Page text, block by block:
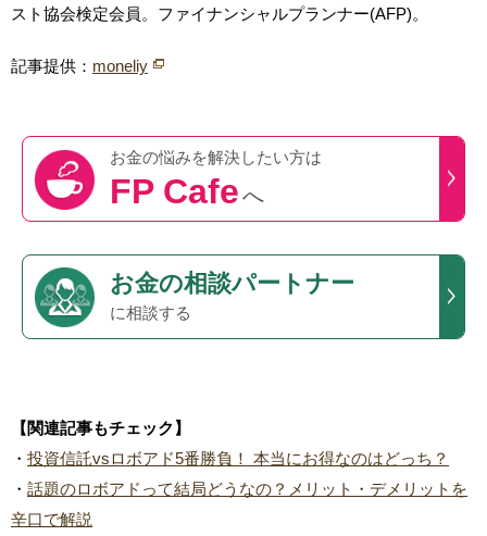
スト協会検定会員。ファイナンシャルプランナー(AFP)。
記事提供： moneliy
お金の悩みを解決したい方は
FP Cafeへ
お金の相談パートナー
に相談する
【関連記事もチェック】
・ 投資信託vsロボアド5番勝負！ 本当にお得なのはどっち？
・ 話題のロボアドって結局どうなの？メリット・デメリットを
辛口で解説